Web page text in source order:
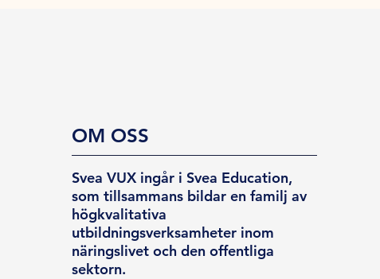
OM OSS
Svea VUX ingår i Svea Education,
som tillsammans bildar en familj av
högkvalitativa
utbildningsverksamheter inom
näringslivet och den offentliga
sektorn.